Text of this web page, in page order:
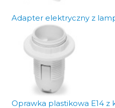
Adapter elektryczny z
Oprawka plastikowa E14 z